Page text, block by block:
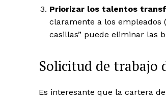
Priorizar los talentos
claramente a los empleados
casillas” puede eliminar las
Solicitud de trabajo
Es interesante que la cartera